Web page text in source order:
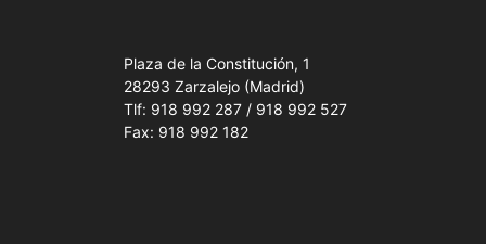
Plaza de la Constitución, 1
28293 Zarzalejo (Madrid)
Tlf: 918 992 287 / 918 992 527
Fax: 918 992 182